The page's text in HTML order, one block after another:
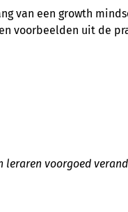
van een growth
voorbeelden uit de
leraren voorgoed